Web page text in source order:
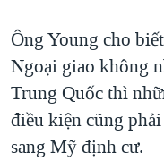
Ông Young cho
Ngoại giao không
Trung Quốc thì
điều kiện cũng
sang Mỹ định cư.